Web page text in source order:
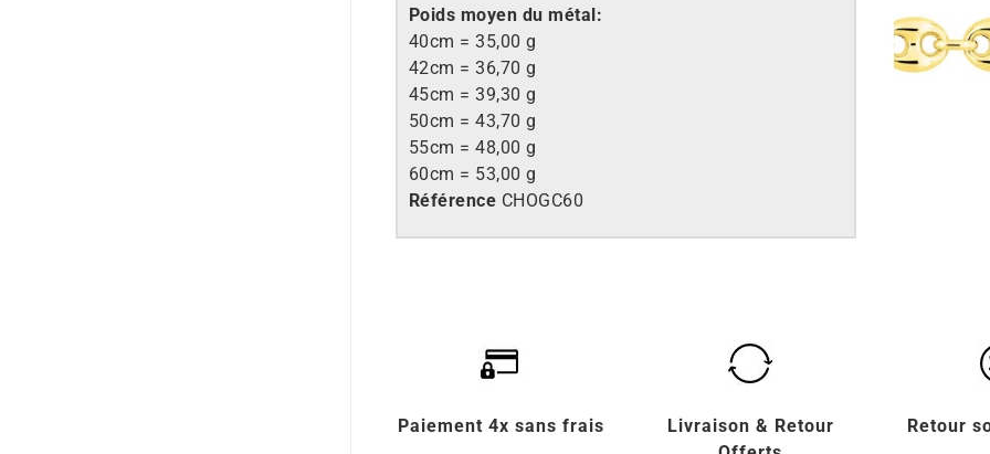
Poids moyen du métal:
40cm = 35,00 g
42cm = 36,70 g
45cm = 39,30 g
50cm = 43,70 g
55cm = 48,00 g
60cm = 53,00 g
Référence CHOGC60
Paiement 4x sans frais
Livraison & Retour
Retour